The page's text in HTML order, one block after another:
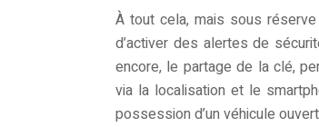
À tout cela, mais sous
d’activer des alertes de
encore, le partage de la clé,
via la localisation et le
possession d’un véhicule